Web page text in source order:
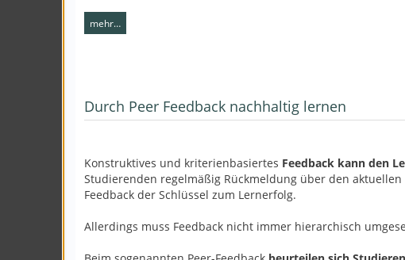
mehr…
Durch Peer Feedback nachhaltig lernen
Konstruktives und kriterienbasiertes Feedback kann den
Studierenden regelmäßig Rückmeldung über den
Feedback der Schlüssel zum Lernerfolg.
Allerdings muss Feedback nicht immer hierarchisch